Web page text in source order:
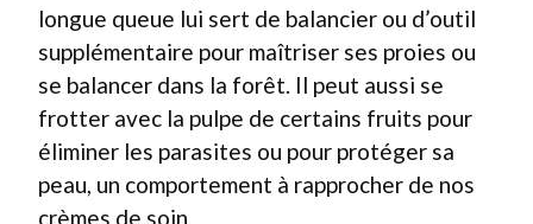
longue queue lui sert de balancier ou d’outil
supplémentaire pour maîtriser ses proies ou
se balancer dans la forêt. Il peut aussi se
frotter avec la pulpe de certains fruits pour
éliminer les parasites ou pour protéger sa
peau, un comportement à rapprocher de nos
crèmes de soin.